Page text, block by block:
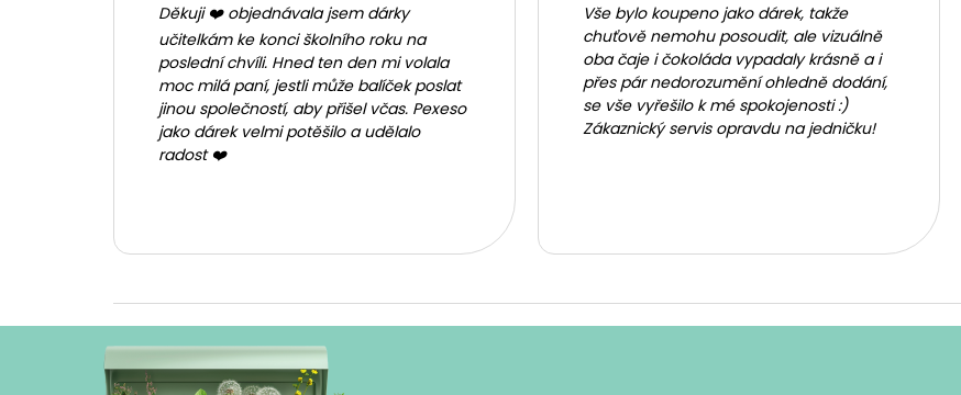
Děkuji ❤️ objednávala jsem dárky
učitelkám ke konci školního roku na
poslední chvíli. Hned ten den mi volala
moc milá paní, jestli může balíček poslat
jinou společností, aby přišel včas. Pexeso
jako dárek velmi potěšilo a udělalo
radost ❤️
Vše bylo koupeno jako dárek, takže
chuťově nemohu posoudit, ale vizuálně
oba čaje i čokoláda vypadaly krásně a i
přes pár nedorozumění ohledně dodání,
se vše vyřešilo k mé spokojenosti :)
Zákaznický servis opravdu na jedničku!